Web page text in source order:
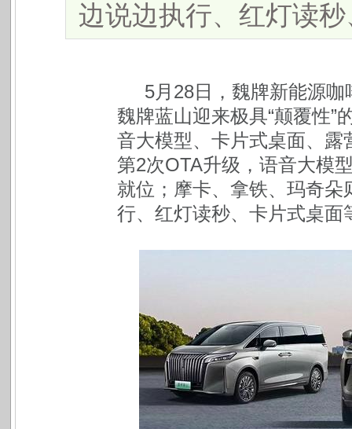
边说边执行、红灯读
5月28日，魏牌新能源
魏牌蓝山迎来极具“颠覆性”
音大模型、卡片式桌面、
第2次OTA升级，语音大模
就位；摩卡、拿铁、玛奇
行、红灯读秒、卡片式桌面